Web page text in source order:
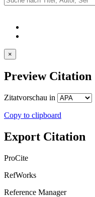
×
Preview Citation
Zitatvorschau in
Copy to clipboard
Export Citation
ProCite
RefWorks
Reference Manager